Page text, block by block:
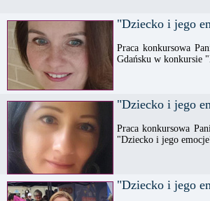
"Dziecko i jego
Praca konkursowa
Gdańsku w konkursie
"Dziecko i jego
Praca konkursowa
"Dziecko i jego
"Dziecko i jego